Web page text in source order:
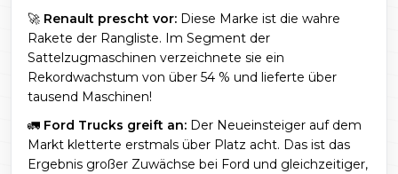
🚀 Renault prescht vor: Diese Marke ist die wahre
Rakete der Rangliste. Im Segment der
Sattelzugmaschinen verzeichnete sie ein
Rekordwachstum von über 54 % und lieferte über
tausend Maschinen!
🚛 Ford Trucks greift an: Der Neueinsteiger auf dem
Markt kletterte erstmals über Platz acht. Das ist das
Ergebnis großer Zuwächse bei Ford und gleichzeitiger,